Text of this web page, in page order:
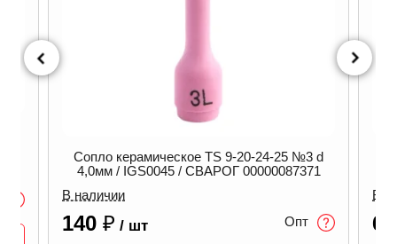
Сопло керамическое TS 9-20-24-25 №3 d
4,0мм / IGS0045 / СВАРОГ 00000087371
В наличии
140 ₽ / шт Опт
В